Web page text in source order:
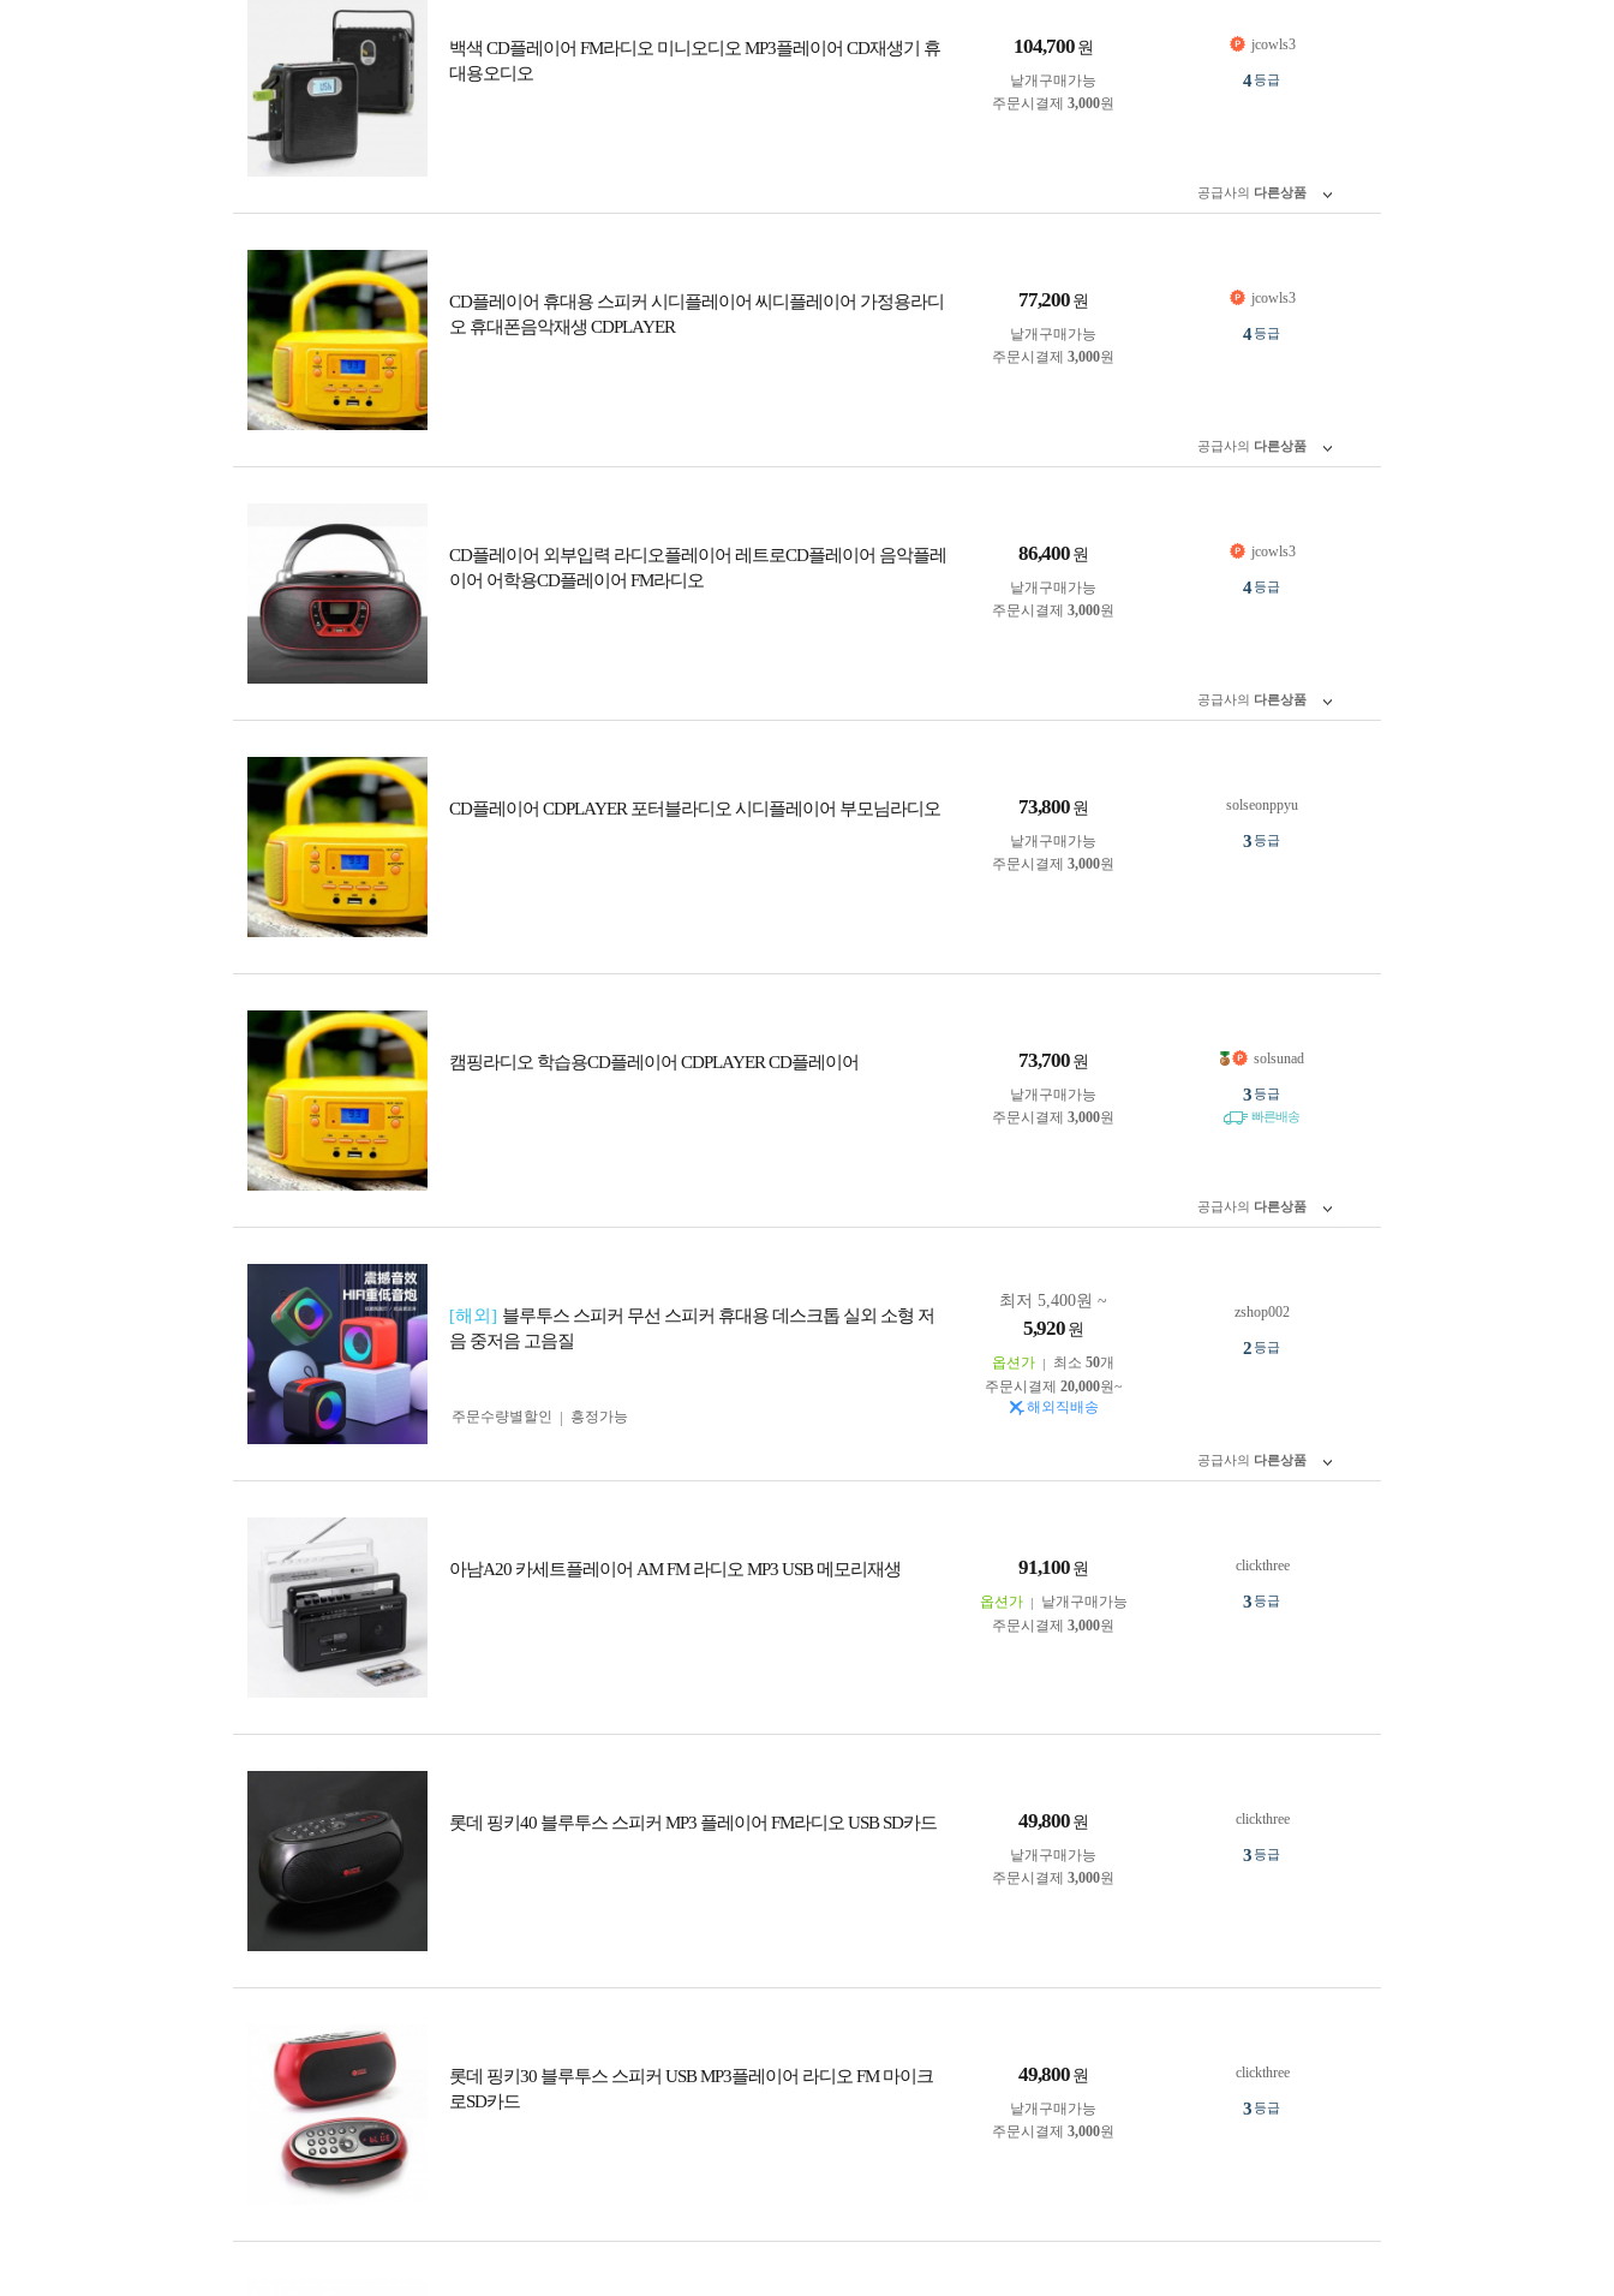
백색 CD플레이어 FM라디오 미니오디오 MP3플레이어 CD재생기 휴
대용오디오
104,700 원
낱개구매가능
주문시결제 3,000원
jcowls3
4등급
공급사의 다른상품
CD플레이어 휴대용 스피커 시디플레이어 씨디플레이어 가정용라디
오 휴대폰음악재생 CDPLAYER
77,200 원
낱개구매가능
주문시결제 3,000원
jcowls3
4등급
공급사의 다른상품
CD플레이어 외부입력 라디오플레이어 레트로CD플레이어 음악플레
이어 어학용CD플레이어 FM라디오
86,400 원
낱개구매가능
주문시결제 3,000원
jcowls3
4등급
공급사의 다른상품
CD플레이어 CDPLAYER 포터블라디오 시디플레이어 부모님라디오 73,800 원
낱개구매가능
주문시결제 3,000원
solseonppyu
3등급
캠핑라디오 학습용CD플레이어 CDPLAYER CD플레이어 73,700 원
낱개구매가능
주문시결제 3,000원
solsunad
3등급
빠른배송
공급사의 다른상품
[해외] 블루투스 스피커 무선 스피커 휴대용 데스크톱 실외 소형 저
음 중저음 고음질
최저 5,400원 ~
5,920 원
옵션가 최소 50개
주문시결제 20,000원~
해외직배송
주문수량별할인 흥정가능
zshop002
2등급
공급사의 다른상품
아남A20 카세트플레이어 AM FM 라디오 MP3 USB 메모리재생 91,100 원
옵션가
낱개구매가능
주문시결제 3,000원
clickthree
3등급
롯데 핑키40 블루투스 스피커 MP3 플레이어 FM라디오 USB SD카드 49,800 원
낱개구매가능
주문시결제 3,000원
clickthree
3등급
롯데 핑키30 블루투스 스피커 USB MP3플레이어 라디오 FM 마이크
로SD카드
49,800 원
낱개구매가능
주문시결제 3,000원
clickthree
3등급